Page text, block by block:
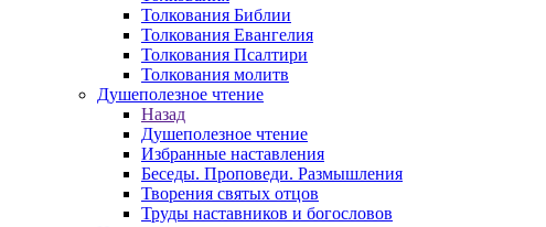
Толкования Библии
Толкования Евангелия
Толкования Псалтири
Толкования молитв
Душеполезное чтение
Назад
Душеполезное чтение
Избранные наставления
Беседы. Проповеди. Размышления
Творения святых отцов
Труды наставников и богословов